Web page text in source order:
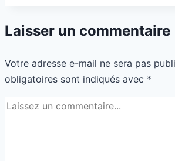
vivront
bureaux
Laisser un commentaire
Votre adresse e-mail ne sera pas
obligatoires sont indiqués avec *